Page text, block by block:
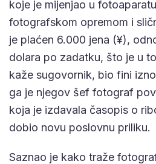
koje je mijenjao u
fotografskom opremom i
je plaćen 6.000 jena (¥),
dolara po zadatku, što je u
kaže sugovornik, bio fini
ga je njegov šef fotograf
koja je izdavala časopis o
dobio novu poslovnu priliku.
Saznao je kako traže